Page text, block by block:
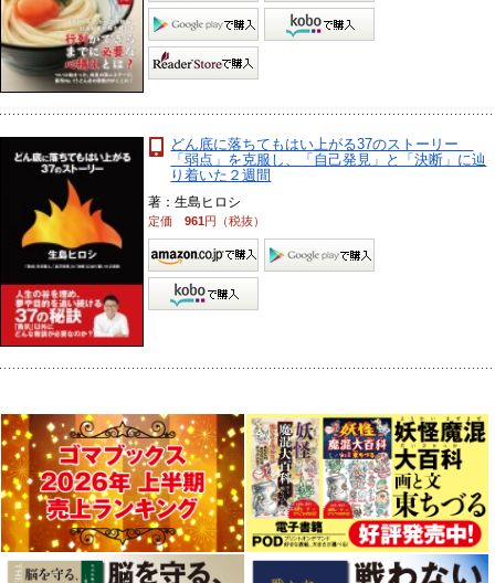
どん底に落ちてもはい上がる37のストーリー
「弱点」を克服し、「自己発見」と「決断」に辿
り着いた２週間
著：生島ヒロシ
定価961円（税抜）